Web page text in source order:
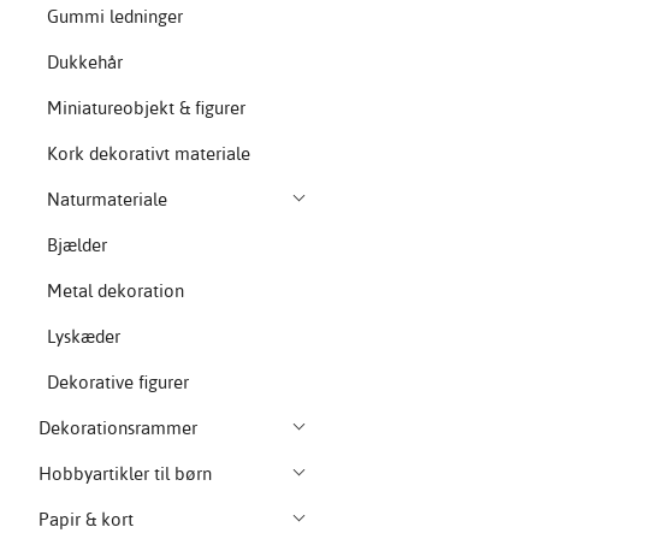
Gummi ledninger
Dukkehår
Miniatureobjekt & figurer
Kork dekorativt materiale
Naturmateriale
Bjælder
Metal dekoration
Lyskæder
Dekorative figurer
Dekorationsrammer
Hobbyartikler til børn
Papir & kort